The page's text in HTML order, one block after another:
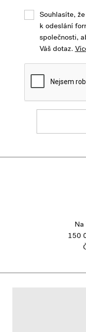
Souhlasíte,
k odeslání
společnosti,
Váš dotaz.
150